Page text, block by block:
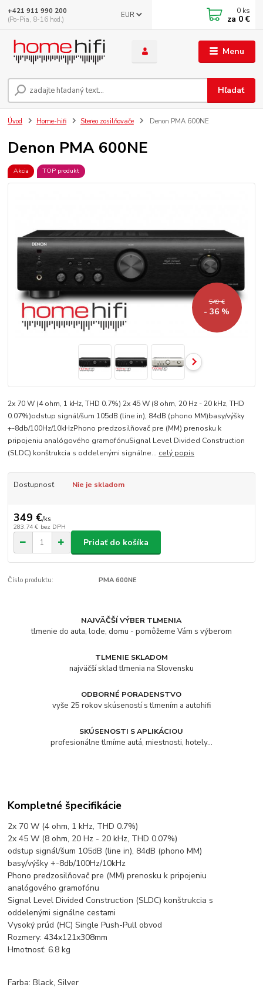
Menu
EUR
Hľadať
+421 911 990 200
(Po-Pia, 8-16 hod.)
0 ks
za 0 €
Úvod Home-hifi Stereo zosilňovače Denon PMA 600NE
Denon PMA 600NE
Akcia TOP produkt
549 €
- 36 %
2x 70 W (4 ohm, 1 kHz, THD 0.7%) 2x 45 W (8 ohm, 20 Hz - 20 kHz, THD
0.07%)odstup signál/šum 105dB (line in), 84dB (phono MM)basy/výšky
+-8db/100Hz/10kHzPhono predzosilňovač pre (MM) prenosku k
pripojeniu analógového gramofónuSignal Level Divided Construction
(SLDC) konštrukcia s oddelenými signálne... celý popis
Dostupnosť Nie je skladom
349 €/ks
283,74 € bez DPH
Pridať do košíka
Číslo produktu: PMA 600NE
NAJVÄČŠÍ VÝBER TLMENIA
tlmenie do auta, lode, domu - pomôžeme Vám s výberom
TLMENIE SKLADOM
najväčší sklad tlmenia na Slovensku
ODBORNÉ PORADENSTVO
vyše 25 rokov skúseností s tlmením a autohifi
SKÚSENOSTI S APLIKÁCIOU
profesionálne tlmíme autá, miestnosti, hotely...
Kompletné špecifikácie
2x 70 W (4 ohm, 1 kHz, THD 0.7%)
2x 45 W (8 ohm, 20 Hz - 20 kHz, THD 0.07%)
odstup signál/šum 105dB (line in), 84dB (phono MM)
basy/výšky +-8db/100Hz/10kHz
Phono predzosilňovač pre (MM) prenosku k pripojeniu
analógového gramofónu
Signal Level Divided Construction (SLDC) konštrukcia s
oddelenými signálne cestami
Vysoký prúd (HC) Single Push-Pull obvod
Rozmery: 434x121x308mm
Hmotnosť: 6.8 kg
Farba: Black, Silver